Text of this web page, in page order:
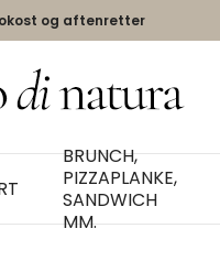
og aftenretter
BRUNCH,
PIZZAPLANKE,
SANDWICH
MM.